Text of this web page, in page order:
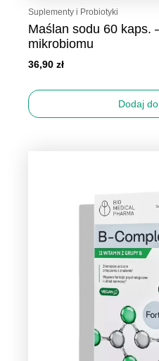
Suplementy i Probiotyki
Maślan sodu 60 kaps.
mikrobiomu
36,90zł
Dodaj